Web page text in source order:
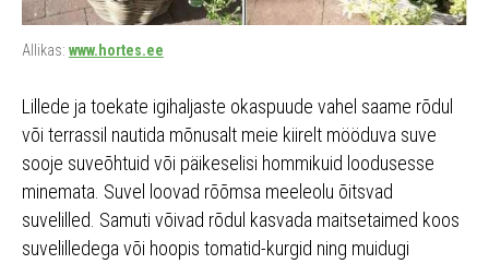
Allikas: www.hortes.ee
Lillede ja toekate igihaljaste okaspuude vahel saame rõdul
või terrassil nautida mõnusalt meie kiirelt mööduva suve
sooje suveõhtuid või päikeselisi hommikuid loodusesse
minemata. Suvel loovad rõõmsa meeleolu õitsvad
suvelilled. Samuti võivad rõdul kasvada maitsetaimed koos
suvelilledega või hoopis tomatid-kurgid ning muidugi